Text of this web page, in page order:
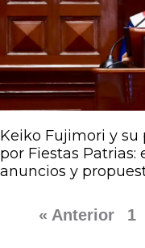
Keiko Fujimori y su
por Fiestas Patrias:
anuncios y
« Anterior 1